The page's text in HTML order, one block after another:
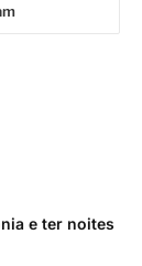
e ter noites